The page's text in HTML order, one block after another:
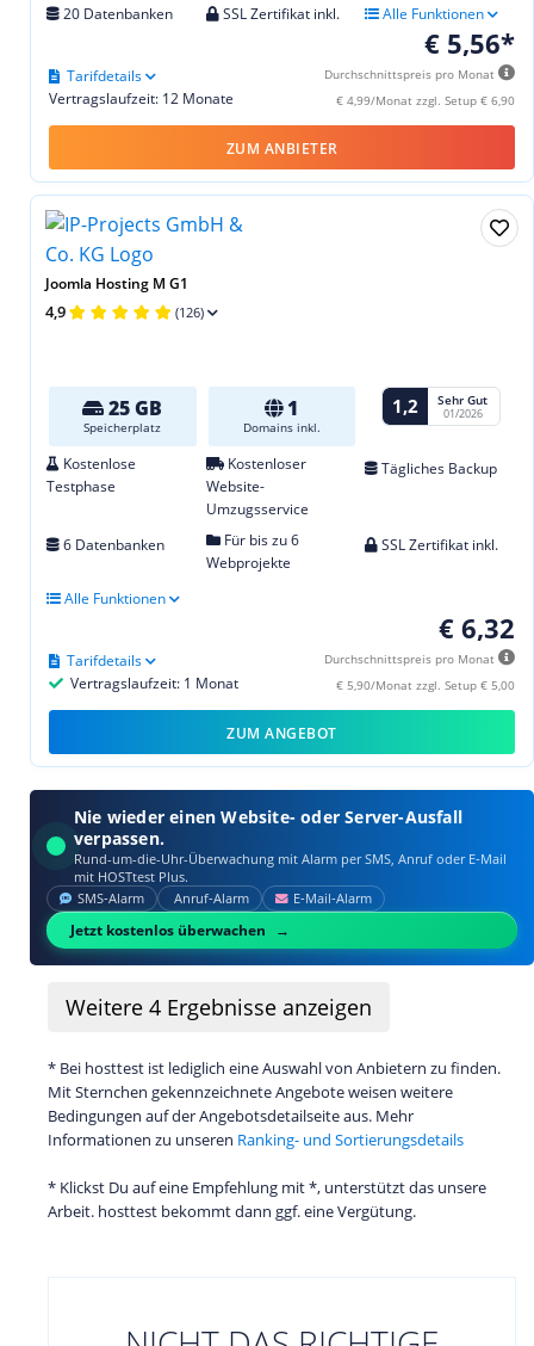
20 Datenbanken SSL Zertifikat inkl. Alle Funktionen
€ 5,56*
Durchschnittspreis pro Monat
€ 4,99/Monat zzgl. Setup € 6,90
Vertragslaufzeit: 12 Monate
Tarifdetails
ZUM ANBIETER
Joomla Hosting M G1
4,9 (126)
25 GB
Speicherplatz
1
Domains inkl.
1,2 Sehr Gut
01/2026
Kostenlose
Testphase
Kostenloser
Website-
Umzugsservice
Tägliches Backup
6 Datenbanken
Für bis zu 6
Webprojekte
SSL Zertifikat inkl.
Alle Funktionen
€ 6,32
Durchschnittspreis pro Monat
€ 5,90/Monat zzgl. Setup € 5,00
Vertragslaufzeit: 1 Monat
Tarifdetails
ZUM ANGEBOT
Nie wieder einen Website- oder Server-Ausfall
verpassen.
Rund-um-die-Uhr-Überwachung mit Alarm per SMS, Anruf oder E‑Mail
mit HOSTtest Plus.
SMS‑Alarm Anruf‑Alarm E‑Mail‑Alarm
Jetzt kostenlos überwachen
Weitere 4 Ergebnisse anzeigen
* Bei hosttest ist lediglich eine Auswahl von Anbietern zu finden.
Mit Sternchen gekennzeichnete Angebote weisen weitere
Bedingungen auf der Angebotsdetailseite aus. Mehr
Informationen zu unseren Ranking- und Sortierungsdetails
* Klickst Du auf eine Empfehlung mit *, unterstützt das unsere
Arbeit. hosttest bekommt dann ggf. eine Vergütung.